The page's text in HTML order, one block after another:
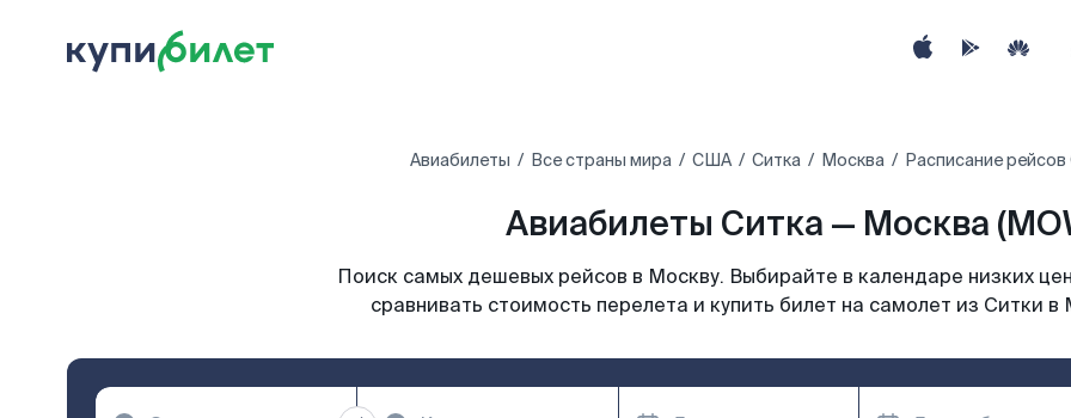
Авиабилеты Все страны мира США Ситка Москва Расписание
Авиабилеты Ситка — Москва
Поиск самых дешевых рейсов в Москву. Выбирайте в календаре низких
сравнивать стоимость перелета и купить билет на самолет из Ситки в